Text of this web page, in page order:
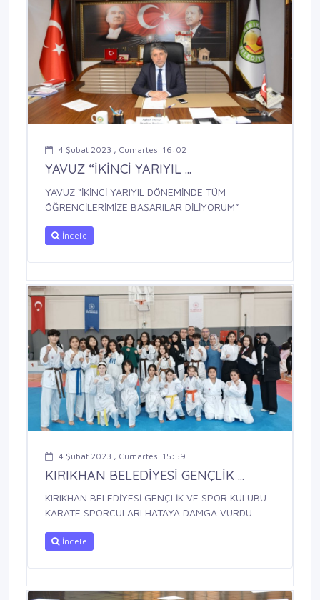
4 Şubat 2023 , Cumartesi 16:02
YAVUZ “İKİNCİ YARIYIL ...
YAVUZ “İKİNCİ YARIYIL DÖNEMİNDE TÜM
ÖĞRENCİLERİMİZE BAŞARILAR DİLİYORUM”
İncele
4 Şubat 2023 , Cumartesi 15:59
KIRIKHAN BELEDİYESİ GENÇLİK ...
KIRIKHAN BELEDİYESİ GENÇLİK VE SPOR KULÜBÜ
KARATE SPORCULARI HATAYA DAMGA VURDU
İncele